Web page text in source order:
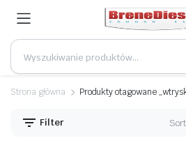
Strona główna Produkty otagowane
Filter